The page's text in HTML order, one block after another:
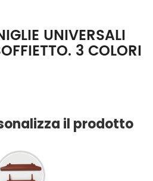
UNIVERSALI
3 COLORI
il prodotto